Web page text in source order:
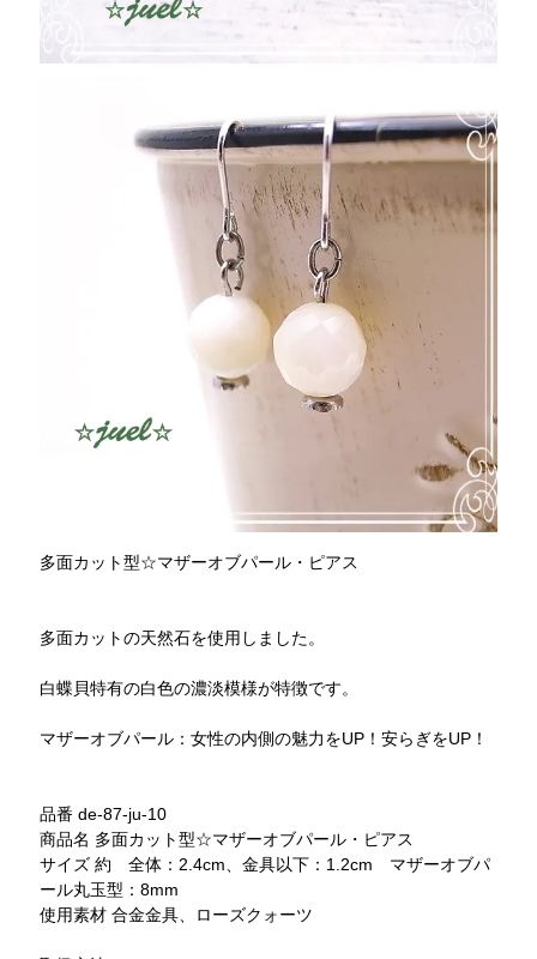
多面カット型☆マザーオブパール・ピアス
多面カットの天然石を使用しました。
白蝶貝特有の白色の濃淡模様が特徴です。
マザーオブパール：女性の内側の魅力をUP！安らぎをUP！
品番 de-87-ju-10
商品名 多面カット型☆マザーオブパール・ピアス
サイズ 約 全体：2.4cm、金具以下：1.2cm マザーオブパ
ール丸玉型：8mm
使用素材 合金金具、ローズクォーツ